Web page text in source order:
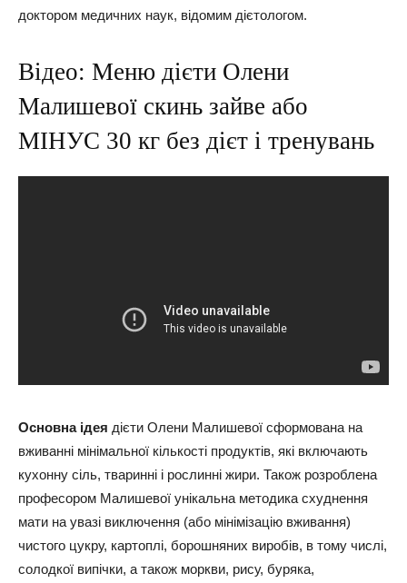
доктором медичних наук, відомим дієтологом.
Відео: Меню дієти Олени
Малишевої скинь зайве або
МІНУС 30 кг без дієт і тренувань
Основна ідея дієти Олени Малишевої сформована на
вживанні мінімальної кількості продуктів, які включають
кухонну сіль, тваринні і рослинні жири. Також розроблена
професором Малишевої унікальна методика схуднення
мати на увазі виключення (або мінімізацію вживання)
чистого цукру, картоплі, борошняних виробів, в тому числі,
солодкої випічки, а також моркви, рису, буряка,